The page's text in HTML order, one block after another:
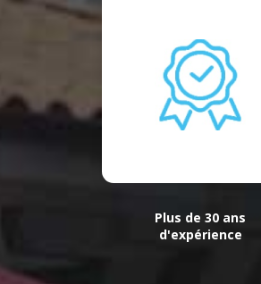
Plus de 30 ans
d'expérience